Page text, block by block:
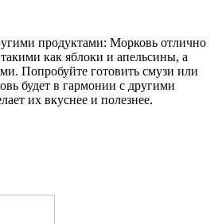
продуктами: Морковь отлично
как яблоки и апельсины, а
Попробуйте готовить смузи или
будет в гармонии с другими
их вкуснее и полезнее.